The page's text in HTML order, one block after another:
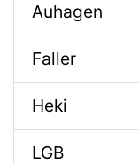
Auhagen
Faller
Heki
LGB